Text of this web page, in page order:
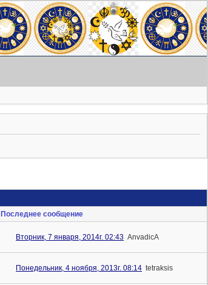
Последнее сообщение
Вторник, 7 января, 2014г. 02:43 AnvadicA
Понедельник, 4 ноября, 2013г. 08:14 tetraksis